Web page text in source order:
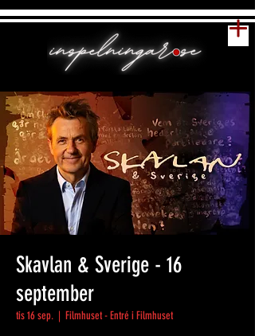
Skavlan & Sverige - 16
september
tis 16 sep.
  |
Filmhuset - Entré i Filmhuset